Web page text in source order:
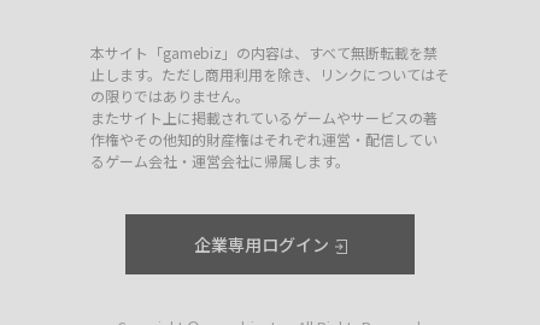
本サイト「gamebiz」の内容は、すべて無断転載を禁
止します。ただし商用利用を除き、リンクについてはそ
の限りではありません。
またサイト上に掲載されているゲームやサービスの著
作権やその他知的財産権はそれぞれ運営・配信してい
るゲーム会社・運営会社に帰属します。
企業専用ログイン